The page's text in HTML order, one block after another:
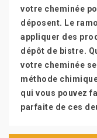
votre cheminée
déposent. Le
appliquer des
dépôt de bistre.
votre cheminée
méthode
qui vous pouvez
parfaite de ces